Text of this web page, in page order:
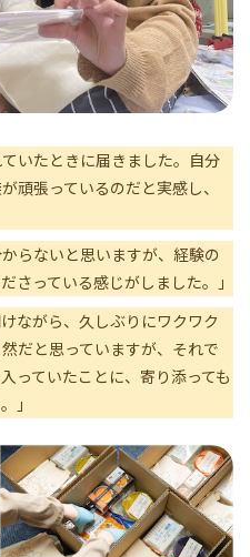
いたときに届きました。自分
頑張っているのだと実感し、
らないと思いますが、経験の
さっている感じがしました。」
ながら、久しぶりにワクワク
だと思っていますが、それで
っていたことに、寄り添っても
」